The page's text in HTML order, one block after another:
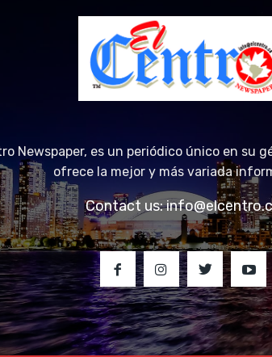
Newspaper, es un periódico único en su
ofrece la mejor y más variada
Contact us: